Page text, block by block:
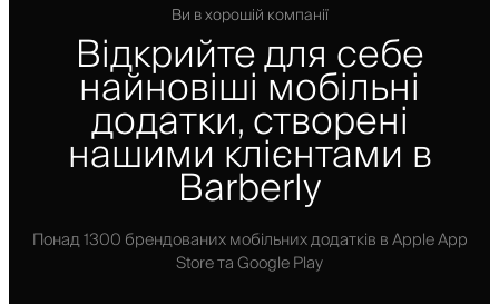
Ви в хорошій компанії
Відкрийте для себе
найновіші мобільні
додатки, створені
нашими клієнтами в
Barberly
Понад 1300 брендованих мобільних додатків в Apple App
Store та Google Play